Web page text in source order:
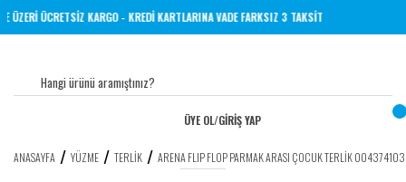
VE ÜZERİ ÜCRETSİZ KARGO - KREDİ KARTLARINA VADE FARKSIZ 3 TAKSİT
ÜYE OL/GİRİŞ YAP
ANASAYFA YÜZME TERLIK ARENA FLIP FLOP PARMAK ARASI ÇOCUK TERLİK 004374103